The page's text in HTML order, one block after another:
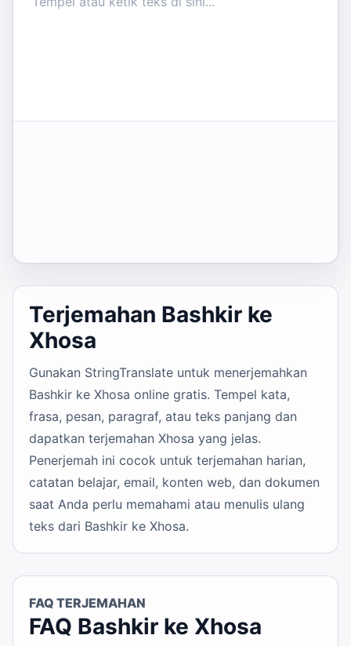
Terjemahan Bashkir ke
Xhosa
Gunakan StringTranslate untuk menerjemahkan
Bashkir ke Xhosa online gratis. Tempel kata,
frasa, pesan, paragraf, atau teks panjang dan
dapatkan terjemahan Xhosa yang jelas.
Penerjemah ini cocok untuk terjemahan harian,
catatan belajar, email, konten web, dan dokumen
saat Anda perlu memahami atau menulis ulang
teks dari Bashkir ke Xhosa.
FAQ TERJEMAHAN
FAQ Bashkir ke Xhosa